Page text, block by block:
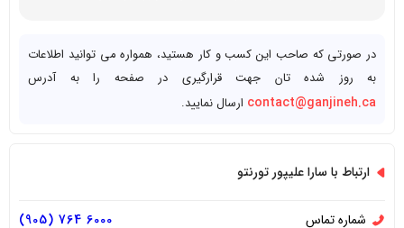
در صورتی که صاحب این کسب و کار هستید، همواره می توانید اطلاعات
به روز شده تان جهت قرارگیری در صفحه را به آدرس
contact@ganjineh.ca ارسال نمایید.
ارتباط با سارا علیپور تورنتو
شماره تماس 6000 764 (905)